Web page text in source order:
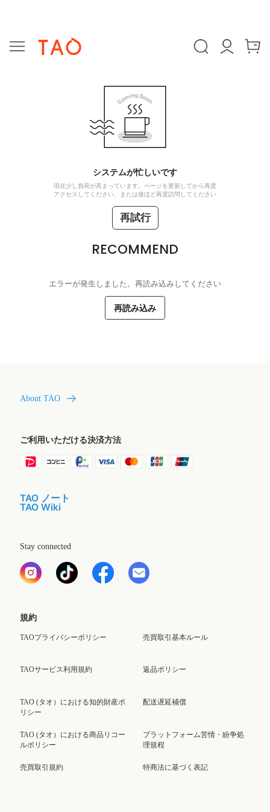
システムが忙しいです
現在少し負荷が高まっています。ページを更新してから再度
アクセスしてください、または後ほど再度訪問してください
再試行
RECOMMEND
エラーが発生しました。再読み込みしてください
再読み込み
About TAO
ご利用いただける決済方法
TAO ノート
TAO Wiki
Stay connected
規約
TAOプライバシーポリシー
TAOサービス利用規約
TAO (タオ）における知的財産ポ
リシー
TAO (タオ）における商品リコー
ルポリシー
売買取引規約
売買取引基本ルール
返品ポリシー
配送遅延補償
プラットフォーム苦情・紛争処
理規程
特商法に基づく表記